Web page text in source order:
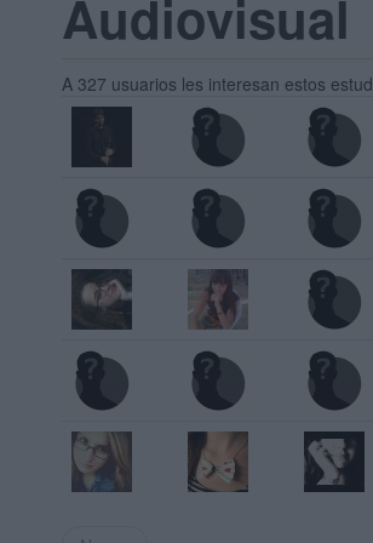
Audiovisual
A 327 usuarios les interesan estos